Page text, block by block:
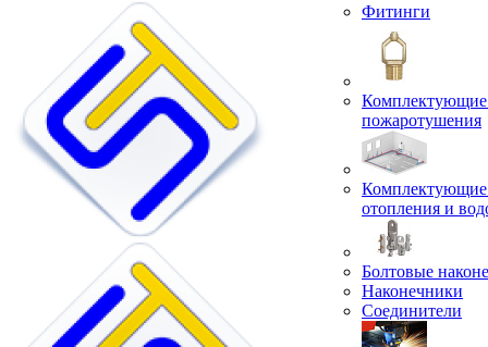
Фитинги
Комплектующие
пожаротушения
Комплектующие
отопления и
Болтовые
Наконечники
Соединители